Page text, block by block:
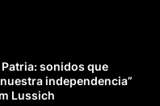
sonidos que
independencia”
Lussich